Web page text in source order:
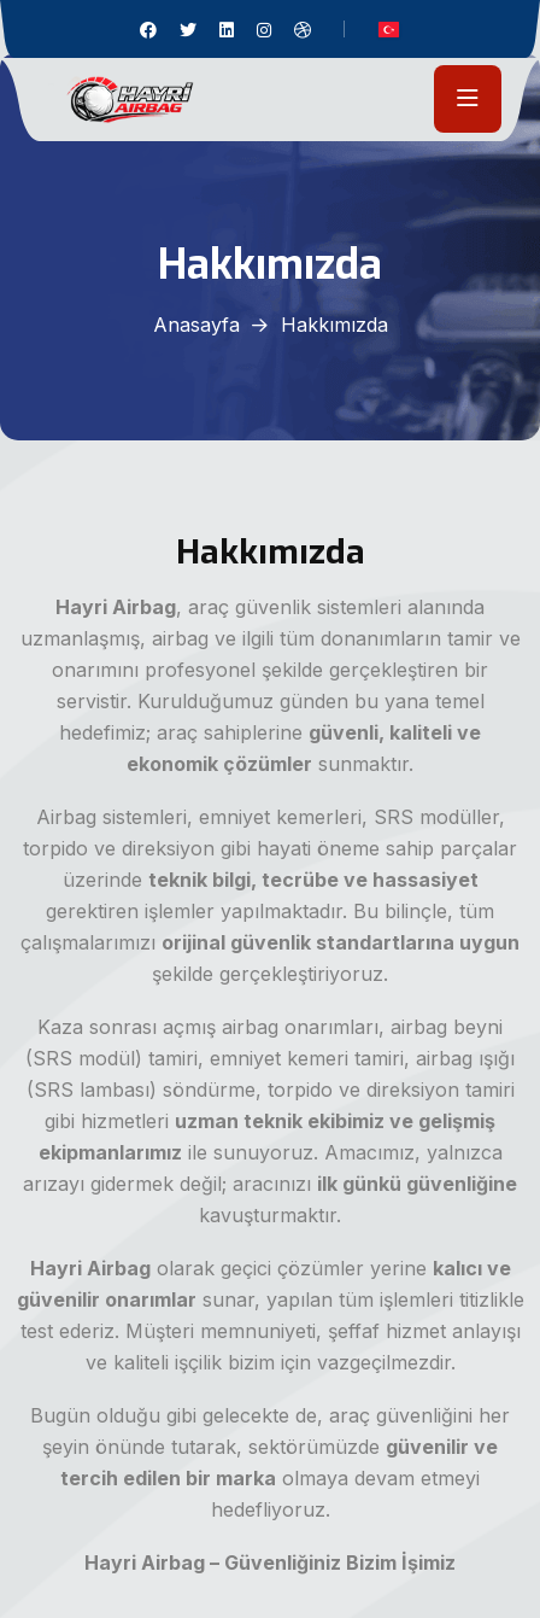
Hakkımızda
Anasayfa Hakkımızda
Hakkımızda
Hayri Airbag, araç güvenlik sistemleri alanında
uzmanlaşmış, airbag ve ilgili tüm donanımların tamir ve
onarımını profesyonel şekilde gerçekleştiren bir
servistir. Kurulduğumuz günden bu yana temel
hedefimiz; araç sahiplerine güvenli, kaliteli ve
ekonomik çözümler sunmaktır.
Airbag sistemleri, emniyet kemerleri, SRS modüller,
torpido ve direksiyon gibi hayati öneme sahip parçalar
üzerinde teknik bilgi, tecrübe ve hassasiyet
gerektiren işlemler yapılmaktadır. Bu bilinçle, tüm
çalışmalarımızı orijinal güvenlik standartlarına uygun
şekilde gerçekleştiriyoruz.
Kaza sonrası açmış airbag onarımları, airbag beyni
(SRS modül) tamiri, emniyet kemeri tamiri, airbag ışığı
(SRS lambası) söndürme, torpido ve direksiyon tamiri
gibi hizmetleri uzman teknik ekibimiz ve gelişmiş
ekipmanlarımız ile sunuyoruz. Amacımız, yalnızca
arızayı gidermek değil; aracınızı ilk günkü güvenliğine
kavuşturmaktır.
Hayri Airbagolarak geçici çözümler yerine kalıcı ve
güvenilir onarımlar sunar, yapılan tüm işlemleri titizlikle
test ederiz. Müşteri memnuniyeti, şeffaf hizmet anlayışı
ve kaliteli işçilik bizim için vazgeçilmezdir.
Bugün olduğu gibi gelecekte de, araç güvenliğini her
şeyin önünde tutarak, sektörümüzde güvenilir ve
tercih edilen bir marka olmaya devam etmeyi
hedefliyoruz.
Hayri Airbag – Güvenliğiniz Bizim İşimiz